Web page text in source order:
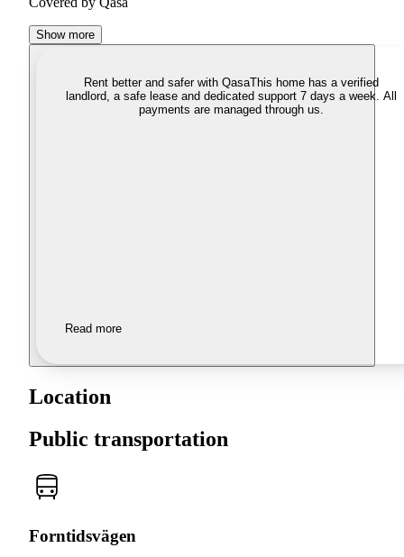
Show more
Rent better and safer with QasaThis home has a verified
landlord, a safe lease and dedicated support 7 days a week. All
payments are managed through us.
Read more
Location
Public transportation
Forntidsvägen